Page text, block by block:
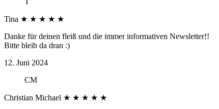
Tina ★ ★ ★ ★ ★
Danke für deinen fleiß und die immer informativen Newsletter!!
Bitte bleib da dran :)
12. Juni 2024
CM
Christian Michael ★ ★ ★ ★ ★